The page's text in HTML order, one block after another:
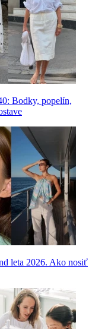
Bodky, popelín,
leta 2026. Ako nosiť